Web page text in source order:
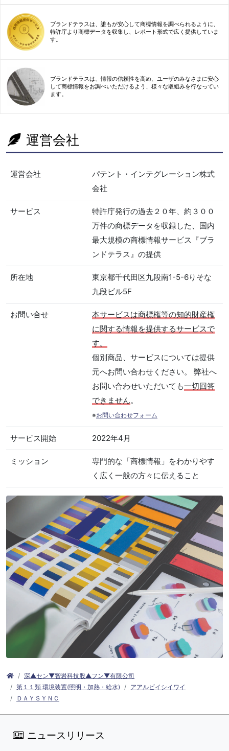
ブランドテラスは、誰もが安心して商標情報を調べられるように、
特許庁より商標データを収集し、レポート形式で広く提供していま
す。
ブランドテラスは、情報の信頼性を高め、ユーザのみなさまに安心
して商標情報をお調べいただけるよう、様々な取組みを行なってい
ます。
運営会社
運営会社
パテント・インテグレーション株式
会社
サービス
特許庁発行の過去２０年、約３００
万件の商標データを収録した、国内
最大規模の商標情報サービス『ブラ
ンドテラス』の提供
所在地
東京都千代田区九段南1-5-6りそな
九段ビル5F
お問い合せ
本サービスは商標権等の知的財産権
に関する情報を提供するサービスで
す。
個別商品、サービスについては提供
元へお問い合わせください。 弊社へ
お問い合わせいただいても一切回答
できません。
※お問い合わせフォーム
サービス開始 2022年4月
ミッション
専門的な「商標情報」をわかりやす
く広く一般の方々に伝えること
深▲セン▼智岩科技股▲フン▼有限公司
第１１類 環境装置(照明・加熱・給水)
アアルビイシイワイ
ＤＡＹＳＹＮＣ
ニュースリリース